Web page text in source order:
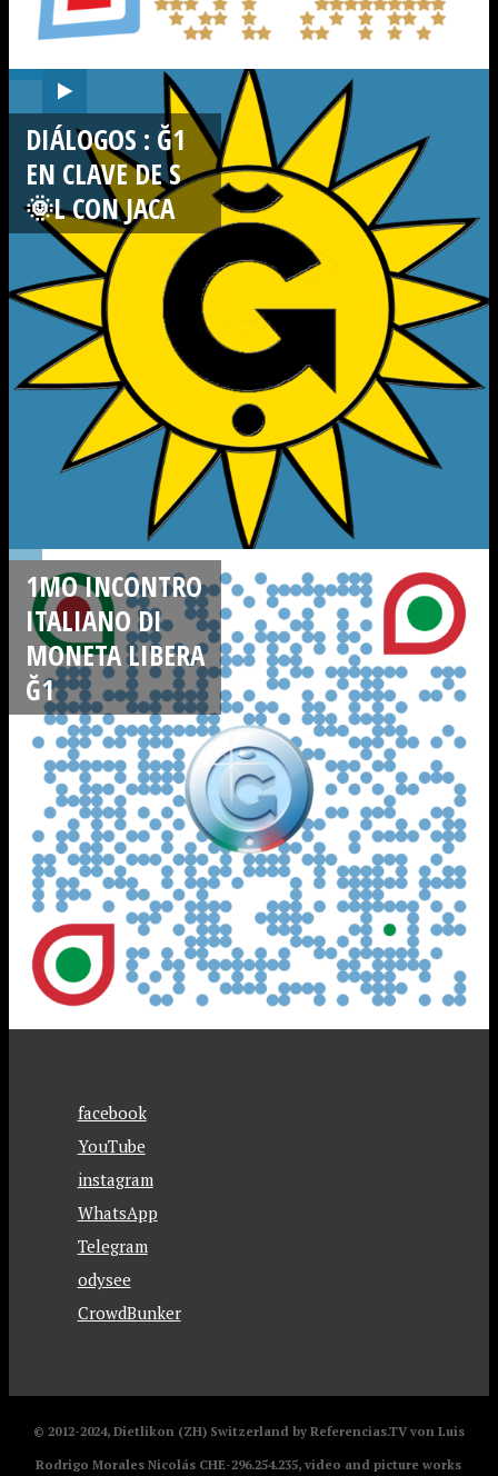
DIÁLOGOS : Ğ1
EN CLAVE DE S
🌞L CON JACA
1MO INCONTRO
ITALIANO DI
MONETA LIBERA
Ğ1
facebook
YouTube
instagram
WhatsApp
Telegram
odysee
CrowdBunker
© 2012-2024, Dietlikon (ZH) Switzerland by Referencias.TV von Luis
Rodrigo Morales Nicolás CHE-296.254.235, video and picture works